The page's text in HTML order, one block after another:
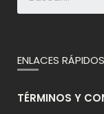
ENLACES RÁPIDOS
TÉRMINOS Y